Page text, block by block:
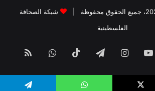
شبكة الصحافة
الفلسطينية
‫YouTubeانستقرامتيلقرام ‫TikTokواتسابملخص
الموقع